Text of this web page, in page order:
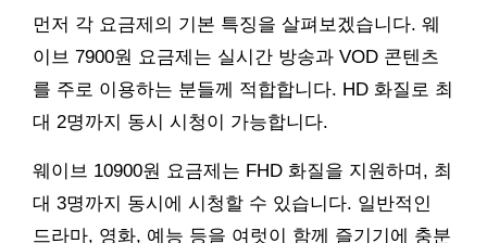
먼저 각 요금제의 기본 특징을 살펴보겠습니다. 웨
이브 7900원 요금제는 실시간 방송과 VOD 콘텐츠
를 주로 이용하는 분들께 적합합니다. HD 화질로 최
대 2명까지 동시 시청이 가능합니다.
웨이브 10900원 요금제는 FHD 화질을 지원하며, 최
대 3명까지 동시에 시청할 수 있습니다. 일반적인
드라마, 영화, 예능 등을 여럿이 함께 즐기기에 충분